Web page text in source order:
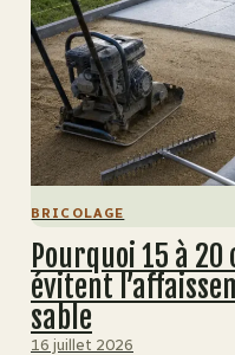
BRICOLAGE
Pourquoi 15 à
évitent
sable
16 juillet 2026